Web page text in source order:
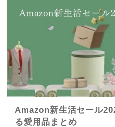
Amazon新生活セール
る愛用品まとめ